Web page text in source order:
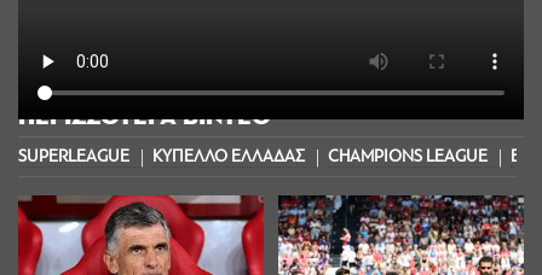
ΠΕΡΙΣΣΟΤΕΡΑ ΒΙΝΤΕΟ
SUPERLEAGUE ΚΥΠΕΛΛΟ ΕΛΛΑΔΑΣ CHAMPIONS LEAGUE